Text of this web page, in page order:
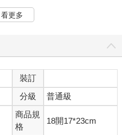
經由他20餘年觀察分析JLPT的試
出題頻率極高的日語單字，將約
門別類的整理好，不但記憶起來
合理每日學習規劃，任何級數一次
動詞等詞性都附上檢定會出現的
可能在題目中會出現的模式。此
特定的準備效果，書中將各級所
考前每天按本書平均規劃的量做
看更多
裝訂
分級 普通級
商品規
格
18開17*23cm